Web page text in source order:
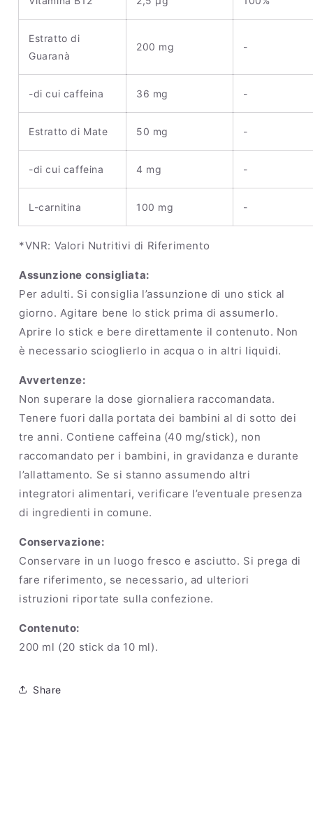
Estratto di
Guaranà
200 mg -
-di cui caffeina 36 mg -
Estratto di Mate 50 mg -
-di cui caffeina 4 mg -
L-carnitina 100 mg -
*VNR: Valori Nutritivi di Riferimento
Assunzione consigliata:
Per adulti. Si consiglia l’assunzione di uno stick al
giorno. Agitare bene lo stick prima di assumerlo.
Aprire lo stick e bere direttamente il contenuto. Non
è necessario scioglierlo in acqua o in altri liquidi.
Avvertenze:
Non superare la dose giornaliera raccomandata.
Tenere fuori dalla portata dei bambini al di sotto dei
tre anni. Contiene caffeina (40 mg/stick), non
raccomandato per i bambini, in gravidanza e durante
l’allattamento. Se si stanno assumendo altri
integratori alimentari, verificare l’eventuale presenza
di ingredienti in comune.
Conservazione:
Conservare in un luogo fresco e asciutto. Si prega di
fare riferimento, se necessario, ad ulteriori
istruzioni riportate sulla confezione.
Contenuto:
200 ml (20 stick da 10 ml).
Share